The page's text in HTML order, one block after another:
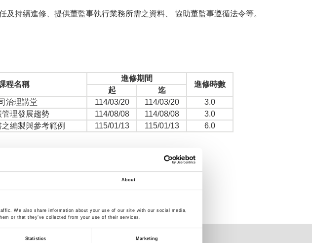
About
We also share information about your use of our site with our social media,
or that they’ve collected from your use of their services.
Statistics Marketing
持續進修、提供董監事執行業務所需之資料、 協助董監事遵循法令等。
程名稱
進修期間
進修時數
起
迄
治理講堂 114/03/20 114/03/20
3.0
管理發展趨勢 114/08/08 114/08/08
3.0
編製與參考範例 115/01/13 115/01/13 6.0